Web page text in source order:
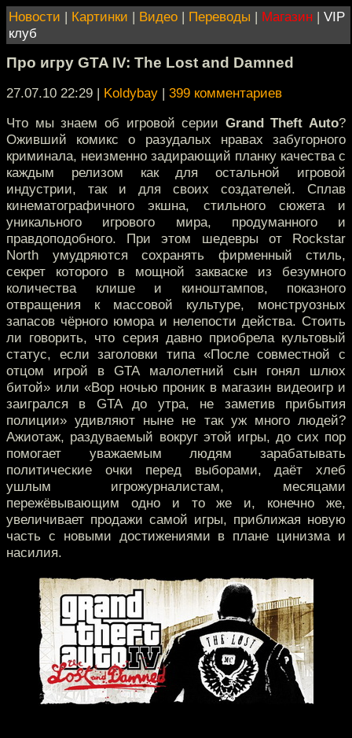
Новости | Картинки | Видео | Переводы | Магазин | VIP
клуб
Про игру GTA IV: The Lost and Damned
27.07.10 22:29 | Koldybay | 399 комментариев
Что мы знаем об игровой серии Grand Theft Auto?
Оживший комикс о разудалых нравах забугорного
криминала, неизменно задирающий планку качества с
каждым релизом как для остальной игровой
индустрии, так и для своих создателей. Сплав
кинематографичного экшна, стильного сюжета и
уникального игрового мира, продуманного и
правдоподобного. При этом шедевры от Rockstar
North умудряются сохранять фирменный стиль,
секрет которого в мощной закваске из безумного
количества клише и киноштампов, показного
отвращения к массовой культуре, монструозных
запасов чёрного юмора и нелепости действа. Стоить
ли говорить, что серия давно приобрела культовый
статус, если заголовки типа «После совместной с
отцом игрой в GTA малолетний сын гонял шлюх
битой» или «Вор ночью проник в магазин видеоигр и
заигрался в GTA до утра, не заметив прибытия
полиции» удивляют ныне не так уж много людей?
Ажиотаж, раздуваемый вокруг этой игры, до сих пор
помогает уважаемым людям зарабатывать
политические очки перед выборами, даёт хлеб
ушлым игрожурналистам, месяцами
пережёвывающим одно и то же и, конечно же,
увеличивает продажи самой игры, приближая новую
часть с новыми достижениями в плане цинизма и
насилия.